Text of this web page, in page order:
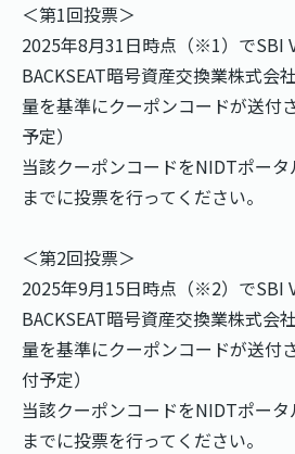
＜第1回投票＞
2025年8月31日時点（※1）でSBI
BACKSEAT暗号資産交換業株式会
量を基準にクーポンコードが送付
予定）
当該クーポンコードをNIDTポー
までに投票を行ってください。
＜第2回投票＞
2025年9月15日時点（※2）でSBI
BACKSEAT暗号資産交換業株式会
量を基準にクーポンコードが送付
付予定）
当該クーポンコードをNIDTポー
までに投票を行ってください。